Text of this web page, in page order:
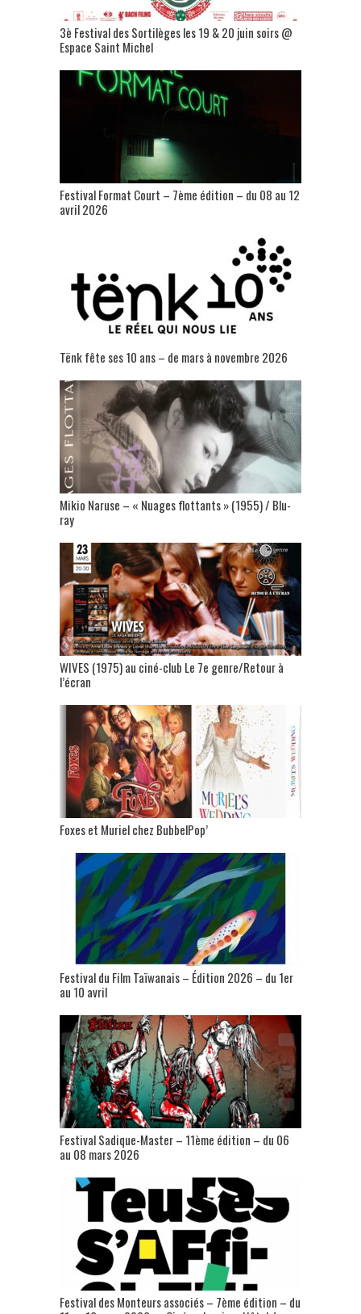
3è Festival des Sortilèges les 19 & 20 juin soirs @
Espace Saint Michel
Festival Format Court – 7ème édition – du 08 au 12
avril 2026
Tënk fête ses 10 ans – de mars à novembre 2026
Mikio Naruse – « Nuages flottants » (1955) / Blu-
ray
WIVES (1975) au ciné-club Le 7e genre/Retour à
l’écran
Foxes et Muriel chez BubbelPop’
Festival du Film Taïwanais – Édition 2026 – du 1er
au 10 avril
Festival Sadique-Master – 11ème édition – du 06
au 08 mars 2026
Festival des Monteurs associés – 7ème édition – du